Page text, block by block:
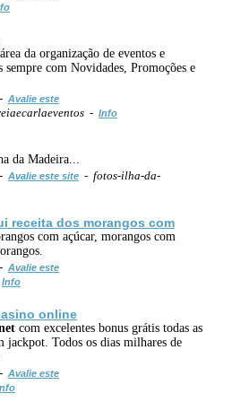
da organização de eventos e
sempre com Novidades, Promoções e
Avalie este
- Info
da Madeira...
Avalie este site - fotos-ilha-da-
receita dos morangos com
com açúcar, morangos com
Avalie este
Info
online
com excelentes bonus grátis todas as
jackpot. Todos os dias milhares de
Avalie este